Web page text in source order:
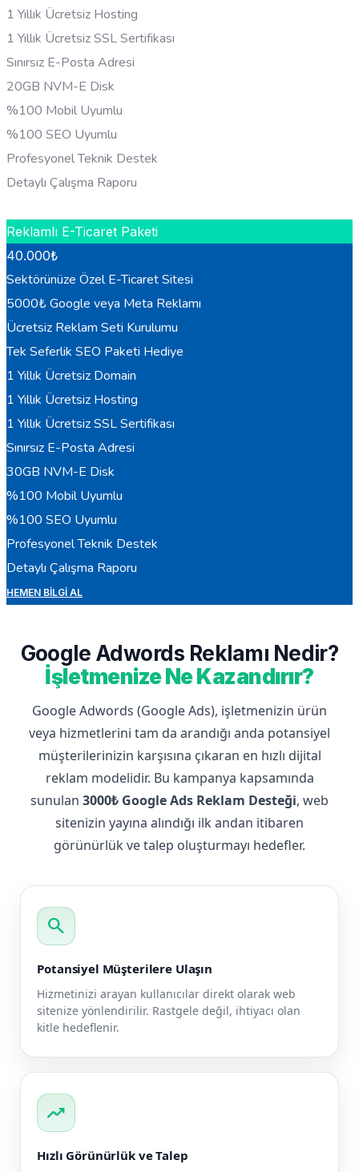
1 Yıllık Ücretsiz Hosting
1 Yıllık Ücretsiz SSL Sertifikası
Sınırsız E-Posta Adresi
20GB NVM-E Disk
%100 Mobil Uyumlu
%100 SEO Uyumlu
Profesyonel Teknik Destek
Detaylı Çalışma Raporu
Reklamlı E-Ticaret Paketi
40.000₺
Sektörünüze Özel E-Ticaret Sitesi
5000₺ Google veya Meta Reklamı
Ücretsiz Reklam Seti Kurulumu
Tek Seferlik SEO Paketi Hediye
1 Yıllık Ücretsiz Domain
1 Yıllık Ücretsiz Hosting
1 Yıllık Ücretsiz SSL Sertifikası
Sınırsız E-Posta Adresi
30GB NVM-E Disk
%100 Mobil Uyumlu
%100 SEO Uyumlu
Profesyonel Teknik Destek
Detaylı Çalışma Raporu
HEMEN BILGI AL
Google Adwords Reklamı Nedir?
İşletmenize Ne Kazandırır?
Google Adwords (Google Ads), işletmenizin ürün
veya hizmetlerini tam da arandığı anda potansiyel
müşterilerinizin karşısına çıkaran en hızlı dijital
reklam modelidir. Bu kampanya kapsamında
sunulan 3000₺ Google Ads Reklam Desteği, web
sitenizin yayına alındığı ilk andan itibaren
görünürlük ve talep oluşturmayı hedefler.
search
Potansiyel Müşterilere Ulaşın
Hizmetinizi arayan kullanıcılar direkt olarak web
sitenize yönlendirilir. Rastgele değil, ihtiyacı olan
kitle hedeflenir.
trending_up
Hızlı Görünürlük ve Talep